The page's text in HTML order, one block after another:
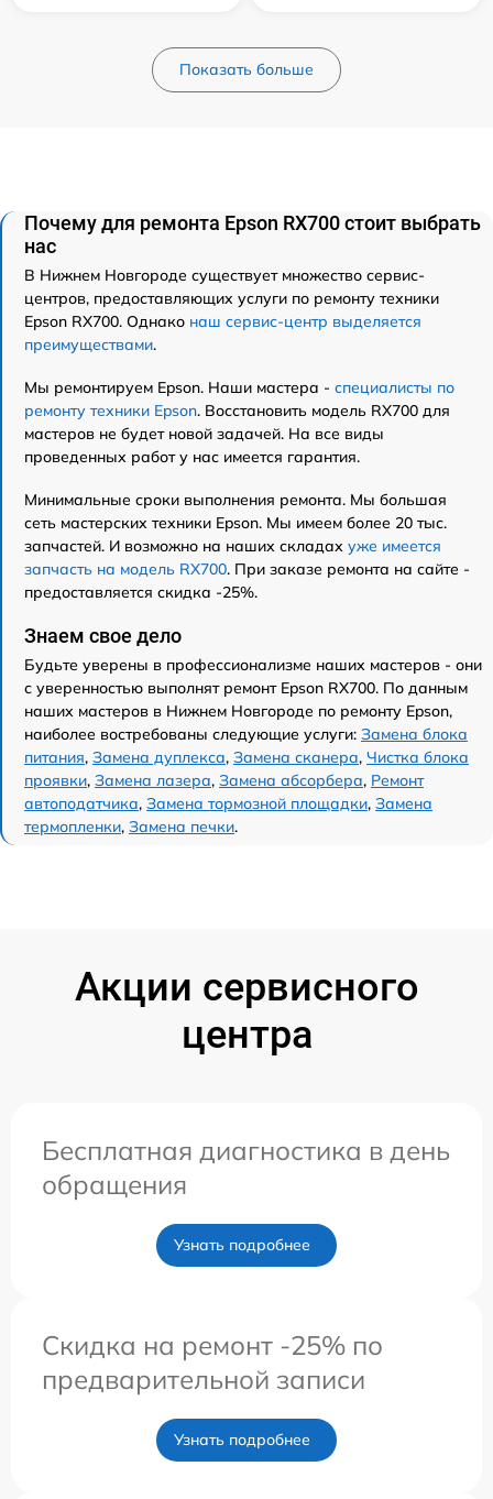
Показать больше
Почему для ремонта Epson RX700 стоит выбрать
нас
В Нижнем Новгороде существует множество сервис-
центров, предоставляющих услуги по ремонту техники
Epson RX700. Однако наш сервис-центр выделяется
преимуществами.
Мы ремонтируем Epson. Наши мастера - специалисты по
ремонту техники Epson. Восстановить модель RX700 для
мастеров не будет новой задачей. На все виды
проведенных работ у нас имеется гарантия.
Минимальные сроки выполнения ремонта. Мы большая
сеть мастерских техники Epson. Мы имеем более 20 тыс.
запчастей. И возможно на наших складах уже имеется
запчасть на модель RX700. При заказе ремонта на сайте -
предоставляется скидка -25%.
Знаем свое дело
Будьте уверены в профессионализме наших мастеров - они
с уверенностью выполнят ремонт Epson RX700. По данным
наших мастеров в Нижнем Новгороде по ремонту Epson,
наиболее востребованы следующие услуги: Замена блока
питания, Замена дуплекса, Замена сканера, Чистка блока
проявки, Замена лазера, Замена абсорбера, Ремонт
автоподатчика, Замена тормозной площадки, Замена
термопленки, Замена печки.
Акции сервисного
центра
Бесплатная диагностика в день
обращения
Узнать подробнее
Скидка на ремонт -25% по
предварительной записи
Узнать подробнее